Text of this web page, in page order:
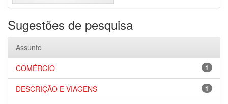
Sugestões de pesquisa
Assunto
1
COMÉRCIO
1
DESCRIÇÃO E VIAGENS